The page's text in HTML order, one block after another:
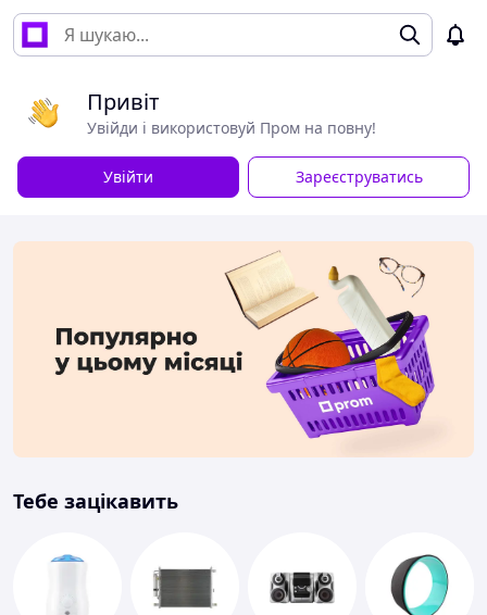
Привіт
Увійди і використовуй Пром на повну!
Увійти Зареєструватись
Тебе зацікавить